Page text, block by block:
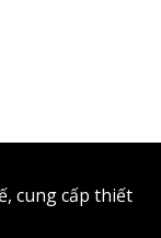
cung cấp thiết